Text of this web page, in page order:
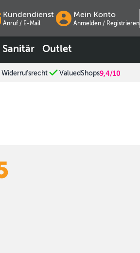
Kundendienst
Anruf / E-Mail
Mein Konto
Anmelden / Registrieren
Sanitär Outlet
Widerrufsrecht ValuedShops9,4/10